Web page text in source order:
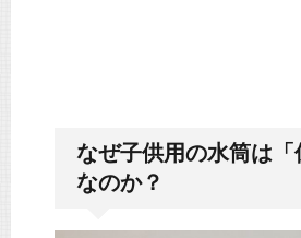
なぜ子供用の水筒は「
なのか？